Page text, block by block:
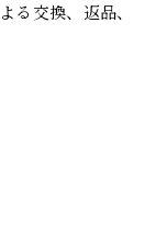
る交換、返品、